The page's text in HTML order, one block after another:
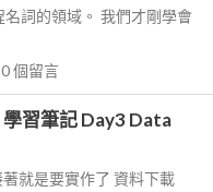
詞的領域。 我們才剛學會
0個留言
習筆記 Day3 Data
就是要實作了 資料下載